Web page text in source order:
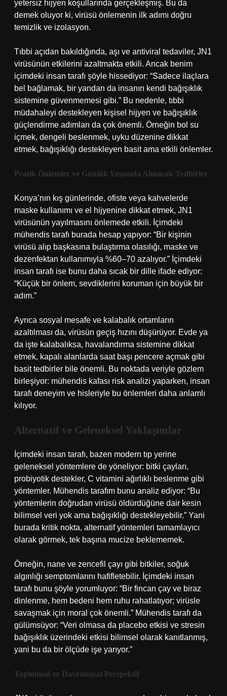
yetersiz hijyen koşullarında gerçekleşmiş. Bu da
demek oluyor ki, virüsü önlemenin ilk adımı doğru
temizlik ve izolasyon.
Tıbbi açıdan bakıldığında, aşı ve antiviral tedaviler, JN1
virüsünün etkilerini azaltmakta etkili. Ancak benim
içimdeki insan tarafı şöyle hissediyor: “Sadece ilaçlara
bel bağlamak, bir yandan da insanın kendi bağışıklık
sistemine güvenmemesi gibi.” Bu nedenle, tıbbi
müdahaleyi destekleyen kişisel hijyen ve bağışıklık
güçlendirme adımları da çok önemli. Örneğin bol su
içmek, dengeli beslenmek, uyku düzenine dikkat
etmek, bağışıklığı destekleyen basit ama etkili önlemler.
Pratik Önlemler ve Günlük Yaşamda Alınacak Tedbirler
Konya’nın kış günlerinde, ofiste veya kahvelerde
maske kullanımı ve el hijyenine dikkat etmek, JN1
virüsünün yayılmasını önlemede etkili. İçimdeki
mühendis tarafı burada hesap yapıyor: “Bir kişinin
virüsü alıp başkasına bulaştırma olasılığı, maske ve
dezenfektan kullanımıyla %60–70 azalıyor.” İçimdeki
insan tarafı ise bunu daha sıcak bir dille ifade ediyor:
“Küçük bir önlem, sevdiklerini koruman için büyük bir
adım.”
Ayrıca sosyal mesafe ve kalabalık ortamların
azaltılması da, virüsün geçiş hızını düşürüyor. Evde ya
da işte kalabalıksa, havalandırma sistemine dikkat
etmek, kapalı alanlarda saat başı pencere açmak gibi
basit tedbirler bile önemli. Bu noktada veriyle gözlem
birleşiyor: mühendis kafası risk analizi yaparken, insan
tarafı deneyim ve hisleriyle bu önlemleri daha anlamlı
kılıyor.
Alternatif ve Geleneksel Yaklaşımlar
İçimdeki insan tarafı, bazen modern tıp yerine
geleneksel yöntemlere de yöneliyor: bitki çayları,
probiyotik destekler, C vitamini ağırlıklı beslenme gibi
yöntemler. Mühendis tarafım bunu analiz ediyor: “Bu
yöntemlerin doğrudan virüsü öldürdüğüne dair kesin
bilimsel veri yok ama bağışıklığı destekleyebilir.” Yani
burada kritik nokta, alternatif yöntemleri tamamlayıcı
olarak görmek, tek başına mucize beklememek.
Örneğin, nane ve zencefil çayı gibi bitkiler, soğuk
algınlığı semptomlarını hafifletebilir. İçimdeki insan
tarafı bunu şöyle yorumluyor: “Bir fincan çay ve biraz
dinlenme, hem bedeni hem ruhu rahatlatıyor; virüsle
savaşmak için moral çok önemli.” Mühendis tarafı da
gülümsüyor: “Veri olmasa da placebo etkisi ve stresin
bağışıklık üzerindeki etkisi bilimsel olarak kanıtlanmış,
yani bu da bir ölçüde işe yarıyor.”
Toplumsal ve Davranışsal Perspektif